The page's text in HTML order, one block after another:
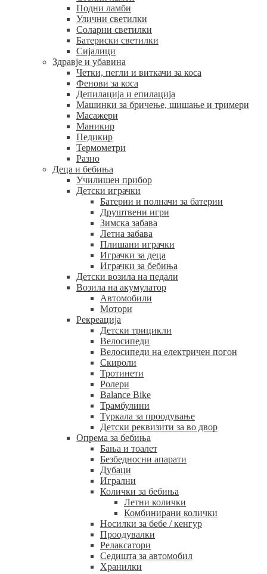
Подни ламби
Улични светилки
Соларни светилки
Батериски светилки
Сијалици
Здравје и убавина
Четки, пегли и виткачи за коса
Фенови за коса
Депилација и епилација
Машинки за бричење, шишање и тримери
Масажери
Маникир
Педикир
Термометри
Разно
Деца и бебиња
Училишен прибор
Детски играчки
Батерии и полначи за батерии
Друштвени игри
Зимска забава
Летна забава
Плишани играчки
Играчки за деца
Играчки за бебиња
Детски возила на педали
Возила на акумулатор
Автомобили
Мотори
Рекреација
Детски трицикли
Велосипеди
Велосипеди на електричен погон
Скироли
Тротинети
Ролери
Balance Bike
Трамбулини
Туркала за проодување
Детски реквизити за во двор
Опрема за бебиња
Бања и тоалет
Безбедносни апарати
Дубаци
Игрални
Колички за бебиња
Летни колички
Комбинирани колички
Носилки за бебе / кенгур
Проодувалки
Релаксатори
Седишта за автомобил
Хранилки